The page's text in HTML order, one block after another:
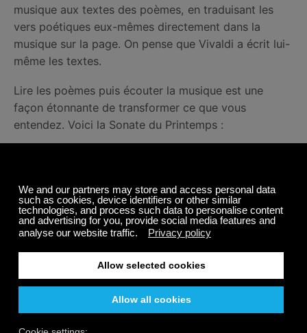
musique aux textes des poèmes, en traduisant les
vers poétiques eux-mêmes directement dans la
musique sur la page. On pense que Vivaldi a écrit lui-
même les textes.
Lire les poèmes puis écouter la musique est une
façon étonnante de transformer ce que vous
entendez. Voici la Sonate du Printemps :
que les sources, aux souffles des zéphyrs, Coulent
en gazouillant doucement.
Revêtant le ciel d’un noir manteau arrivent
Éclairs et tonnerre choisis pour l’annoncer ;
Puis sur le pré riant et fleuri,